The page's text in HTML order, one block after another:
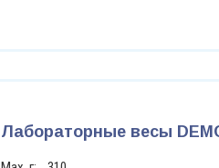
Лабораторные весы